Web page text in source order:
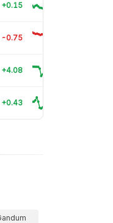
+0.15
-0.75
+4.08
+0.43